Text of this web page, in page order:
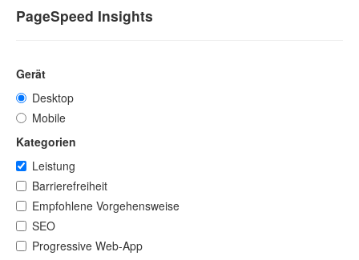
PageSpeed Insights
Gerät
Desktop
Mobile
Kategorien
Leistung
Barrierefreiheit
Empfohlene Vorgehensweise
SEO
Progressive Web-App